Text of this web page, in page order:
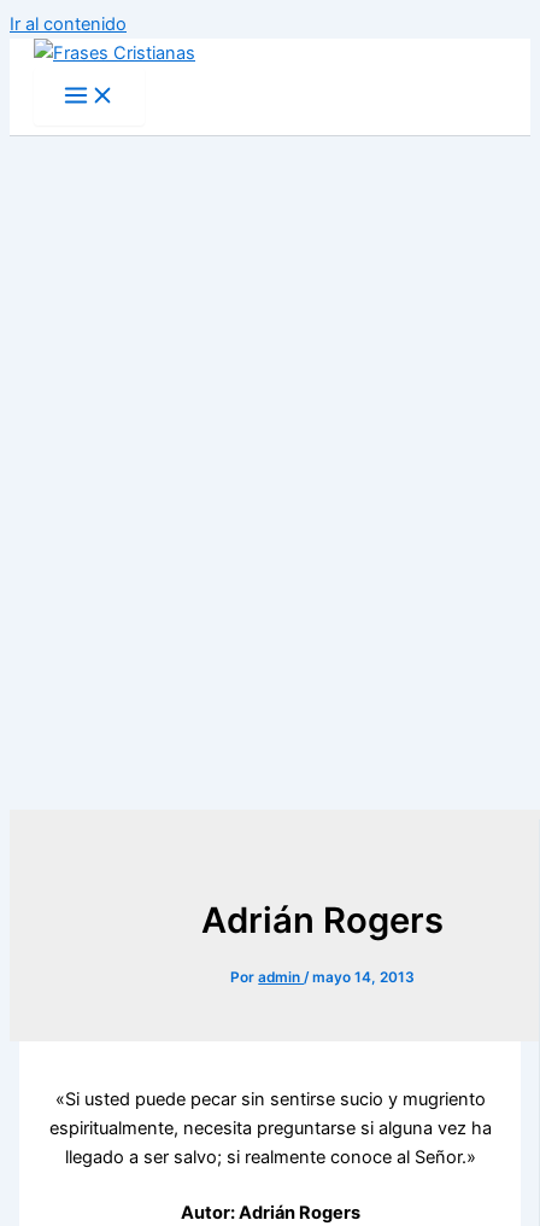
Ir al contenido
Adrián Rogers
Poradmin/mayo 14, 2013
«Si usted puede pecar sin sentirse sucio y mugriento
espiritualmente, necesita preguntarse si alguna vez ha
llegado a ser salvo; si realmente conoce al Señor.»
Autor: Adrián Rogers